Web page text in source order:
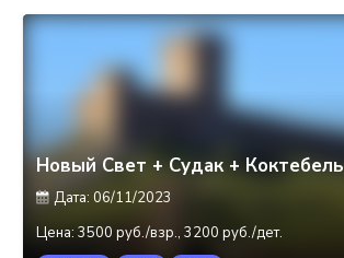
Новый Свет + Судак + Коктебель
Дата:06/11/2023
Цена:3500 руб./взр., 3200 руб./дет.